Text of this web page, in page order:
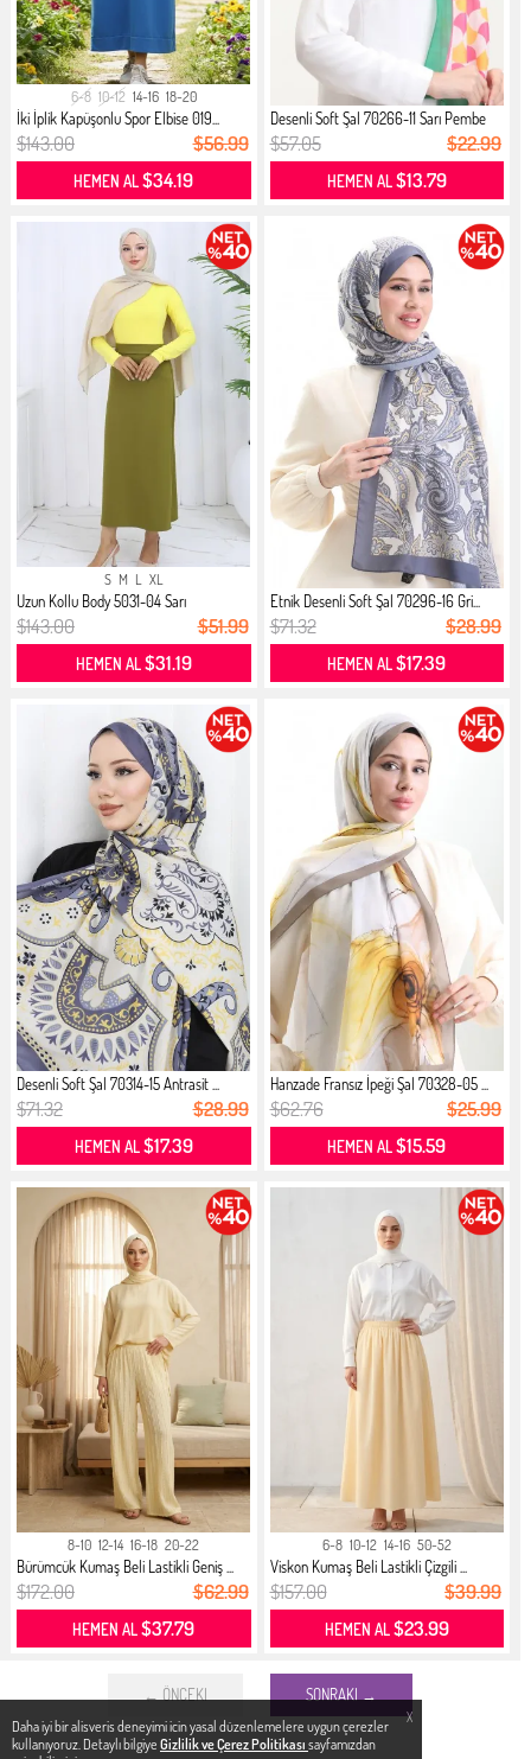
X
Daha iyi bir alisveris deneyimi icin yasal düzenlemelere uygun çerezler
kullanıyoruz. Detaylı bilgiye Gizlilik ve Çerez Politikası sayfamızdan
6-8 10-12 14-16 18-20
İki İplik Kapüşonlu Spor Elbise 019...
$143.00 $56.99
HEMEN AL$34.19
Desenli Soft Şal 70266-11 Sarı Pembe
$57.05 $22.99
HEMEN AL$13.79
S M L XL
Uzun Kollu Body 5031-04 Sarı
$143.00 $51.99
HEMEN AL$31.19
Etnik Desenli Soft Şal 70296-16 Gri...
$71.32 $28.99
HEMEN AL$17.39
Desenli Soft Şal 70314-15 Antrasit ...
$71.32 $28.99
HEMEN AL$17.39
Hanzade Fransız İpeği Şal 70328-05 ...
$62.76 $25.99
HEMEN AL$15.59
8-10 12-14 16-18 20-22
Bürümcük Kumaş Beli Lastikli Geniş ...
$172.00 $62.99
HEMEN AL$37.79
6-8 10-12 14-16 50-52
Viskon Kumaş Beli Lastikli Çizgili ...
$157.00 $39.99
HEMEN AL$23.99
← ÖNCEKI SONRAKI →